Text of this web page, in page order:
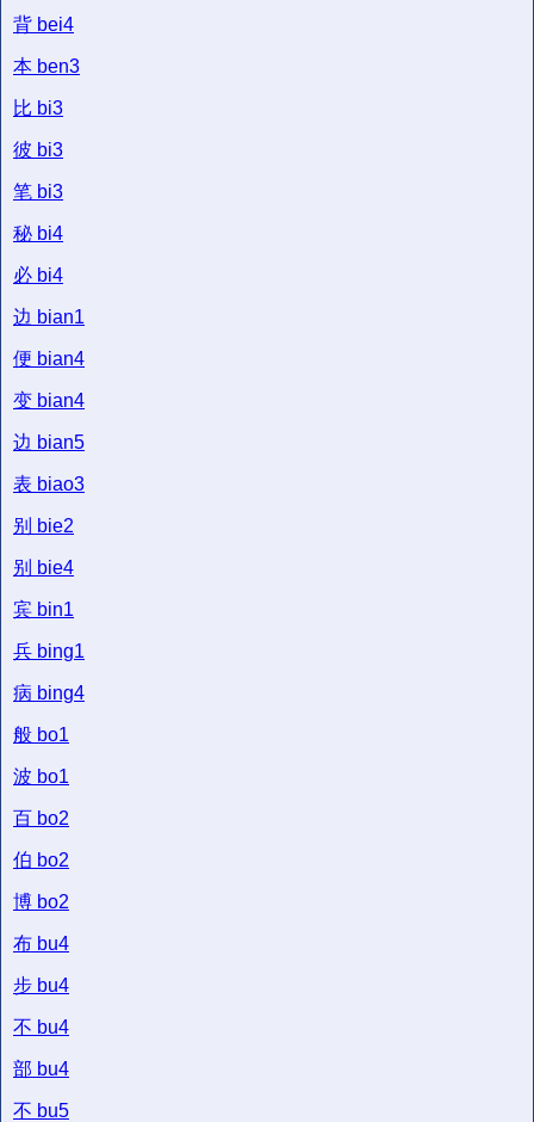
背 bei4
本 ben3
比 bi3
彼 bi3
笔 bi3
秘 bi4
必 bi4
边 bian1
便 bian4
变 bian4
边 bian5
表 biao3
别 bie2
别 bie4
宾 bin1
兵 bing1
病 bing4
般 bo1
波 bo1
百 bo2
伯 bo2
博 bo2
布 bu4
步 bu4
不 bu4
部 bu4
不 bu5